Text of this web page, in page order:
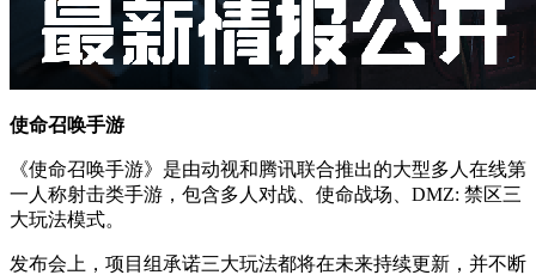
使命召唤手游
《使命召唤手游》是由动视和腾讯联合推出的大型多人在线第
一人称射击类手游，包含多人对战、使命战场、DMZ: 禁区三
大玩法模式。
发布会上，项目组承诺三大玩法都将在未来持续更新，并不断